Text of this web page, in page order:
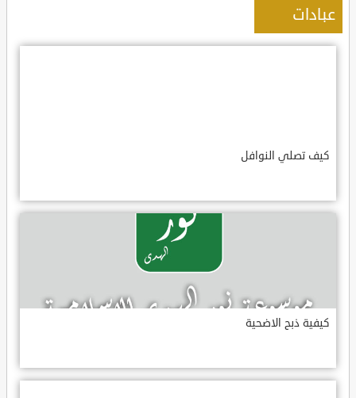
عبادات
كيف تصلي النوافل
كيفية ذبح الاضحية